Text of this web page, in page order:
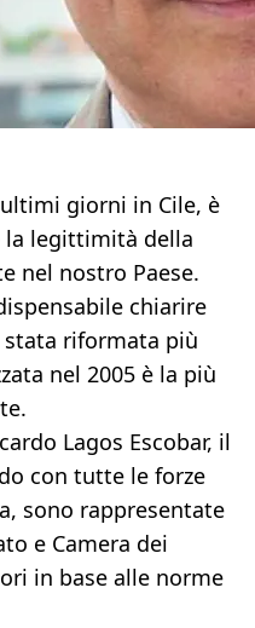
giorni in Cile, è
la legittimità della
nel nostro Paese.
chiarire
stata riformata più
nel 2005 è la più
Lagos Escobar, il
con tutte le forze
sono rappresentate
e Camera dei
in base alle norme